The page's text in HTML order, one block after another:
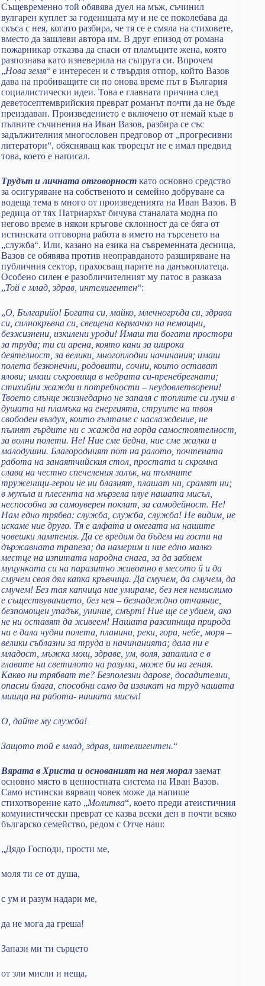
Същевременно той обявява дуел на мъж, съчинил
вулгарен куплет за годеницата му и не се поколебава да
скъса с нея, когато разбира, че тя се е смяла на стиховете,
вместо да зашлеви автора им. В друг епизод от романа
пожарникар отказва да спаси от пламъците жена, която
разпознава като изневерила на съпруга си. Впрочем
„Нова земя“ е интересен и с твърдия отпор, който Вазов
дава на пробиващите си по онова време път в България
социалистически идеи. Това е главната причина след
деветосептемврийския преврат романът почти да не бъде
преиздаван. Произведението е включено от немай къде в
пълните съчинения на Иван Вазов, разбира се със
задължителния многословен предговор от „прогресивни
литератори“, обясняващ как творецът не е имал предвид
това, което е написал.
Трудът и личната отговорност като основно средство
за осигуряване на собственото и семейно добруване са
водеща тема в много от произведенията на Иван Вазов. В
редица от тях Патриархът бичува станалата модна по
негово време в някои кръгове склонност да се бяга от
истинската отговорна работа в името на търсенето на
„служба“. Или, казано на езика на съвременната десница,
Вазов се обявява против неоправданото разширяване на
публичния сектор, прахосващ парите на данъкоплатеца.
Особено силен е разобличителният му патос в разказа
„Той е млад, здрав, интелигентен“:
„О, Българийо! Богата си, майко, млечногръда си, здрава
си, силнокръвна си, свещена кърмачко на немощни,
безжизнени, изкилени уроди! Имаш ти богати простори
за труда; ти си арена, която кани за широка
деятелност, за велики, многоплодни начинания; имаш
полета безконечни, родовити, сочни, които остават
ялови; имаш съкровища в недрата си-пренебрегнати;
стихийни жажди и потребности – неудовлетворени!
Твоето слънце жизнедарно не запаля с топлите си лучи в
душата ни пламъка на енергията, струите на твоя
свободен въздух, които гълтаме с наслаждение, не
пълнят гърдите ни с жажда на горда самостоятелност,
за волни полети. Не! Ние сме бедни, ние сме жалки и
малодушни. Благородният пот на ралото, почтената
работа на занаятчийския стол, простата и скромна
слава на честно спечеления залък, на тъмните
труженици-герои не ни блазнят, плашат ни, срамят ни;
в мухъла и плесента на мързела плуе нашата мисъл,
неспособна за самоуверен пoклат, за самодейност. Не!
Нам едно трябва: служба, служба, служба! Не видим, не
искаме ние друго. Тя е алфата и омегата на нашите
човешки ламтения. Да се вредим да бъдем на гости на
държавната трапеза; да намерим и ние едно малко
местце на изпитата народна снага, за да забием
муцунката си на паразитно животно в месото й и да
смучем своя дял капка кръвчица. Да смучем, да смучем, да
смучем! Без тая капчица ние умираме, без нея немислимо
е съществуванието, без нея – безнадеждно отчаяние,
безпомощен упадък, униние, смърт! Ние ще се убием, ако
не ни оставят да живеем! Нашата разсипница природа
ни е дала чудни полета, планини, реки, гори, небе, моря –
велики съблазни за труда и начинанията; дала ни е
младост, мъжка мощ, здраве, ум, воля, запалила е в
главите ни светилото на разума, може би на гения.
Какво ни трябват те? Безполезни дарове, досадителни,
опасни блага, способни само да извикат на труд нашата
мишца на работа- нашата мисъл!
О, дайте му служба!
Защото той е млад, здрав, интелигентен.“
Вярата в Христа и основаният на нея морал заемат
основно място в ценностната система на Иван Вазов.
Само истински вярващ човек може да напише
стихотворение като „Молитва“, което преди атеистичния
комунистически преврат се казва всеки ден в почти всяко
българско семейство, редом с Отче наш:
„Дядо Господи, прости ме,
моля ти се от душа,
с ум и разум надари ме,
да не мога да греша!
Запази ми ти сърцето
от зли мисли и неща,